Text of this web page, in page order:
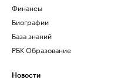
Финансы
Биографии
База знаний
РБК Образование
Новости